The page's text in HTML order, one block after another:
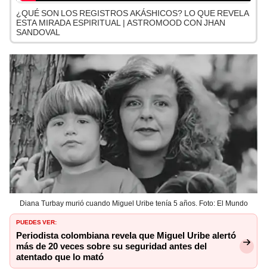
¿QUÉ SON LOS REGISTROS AKÁSHICOS? LO QUE REVELA
ESTA MIRADA ESPIRITUAL | ASTROMOOD CON JHAN
SANDOVAL
Diana Turbay murió cuando Miguel Uribe tenía 5 años. Foto: El Mundo
PUEDES VER:
Periodista colombiana revela que Miguel Uribe alertó
más de 20 veces sobre su seguridad antes del
atentado que lo mató